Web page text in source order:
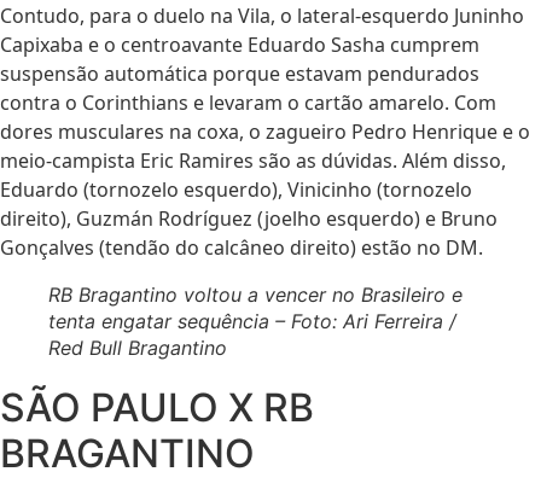
Contudo, para o duelo na Vila, o lateral-esquerdo Juninho
Capixaba e o centroavante Eduardo Sasha cumprem
suspensão automática porque estavam pendurados
contra o Corinthians e levaram o cartão amarelo. Com
dores musculares na coxa, o zagueiro Pedro Henrique e o
meio-campista Eric Ramires são as dúvidas. Além disso,
Eduardo (tornozelo esquerdo), Vinicinho (tornozelo
direito), Guzmán Rodríguez (joelho esquerdo) e Bruno
Gonçalves (tendão do calcâneo direito) estão no DM.
RB Bragantino voltou a vencer no Brasileiro e
tenta engatar sequência – Foto: Ari Ferreira /
Red Bull Bragantino
SÃO PAULO X RB
BRAGANTINO